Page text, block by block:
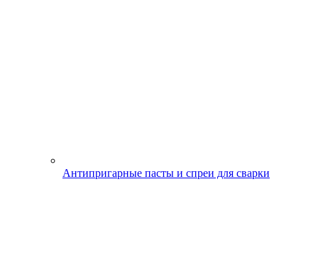
Антипригарные пасты и спреи для сварки